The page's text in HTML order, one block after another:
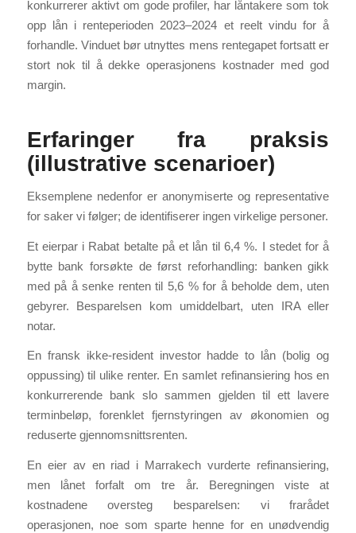
konkurrerer aktivt om gode profiler, har låntakere som tok
opp lån i renteperioden 2023–2024 et reelt vindu for å
forhandle. Vinduet bør utnyttes mens rentegapet fortsatt er
stort nok til å dekke operasjonens kostnader med god
margin.
Erfaringer fra praksis
(illustrative scenarioer)
Eksemplene nedenfor er anonymiserte og representative
for saker vi følger; de identifiserer ingen virkelige personer.
Et eierpar i Rabat betalte på et lån til 6,4 %. I stedet for å
bytte bank forsøkte de først reforhandling: banken gikk
med på å senke renten til 5,6 % for å beholde dem, uten
gebyrer. Besparelsen kom umiddelbart, uten IRA eller
notar.
En fransk ikke-resident investor hadde to lån (bolig og
oppussing) til ulike renter. En samlet refinansiering hos en
konkurrerende bank slo sammen gjelden til ett lavere
terminbeløp, forenklet fjernstyringen av økonomien og
reduserte gjennomsnittsrenten.
En eier av en riad i Marrakech vurderte refinansiering,
men lånet forfalt om tre år. Beregningen viste at
kostnadene oversteg besparelsen: vi frarådet
operasjonen, noe som sparte henne for en unødvendig